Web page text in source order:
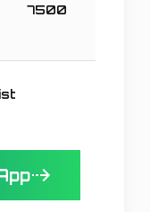
7500